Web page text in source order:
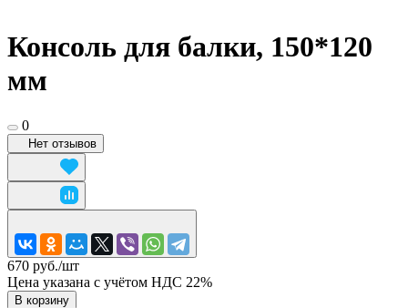
Консоль для балки, 150*120
мм
0
Нет отзывов
670 руб./шт
Цена указана с учётом НДС 22%
В корзину